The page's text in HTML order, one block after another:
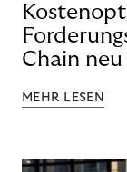
Chain
MEHR LESEN